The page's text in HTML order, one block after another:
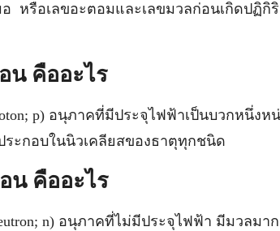
อ หรือเลขอะตอมและเลขมวลก่อนเกิดปฏิกิ
น คืออะไร
p) อนุภาคที่มีประจุไฟฟ้าเป็นบวกหนึ่งห
ระกอบในนิวเคลียสของธาตุทุกชนิด
น คืออะไร
n) อนุภาคที่ไม่มีประจุไฟฟ้า มีมวลมา